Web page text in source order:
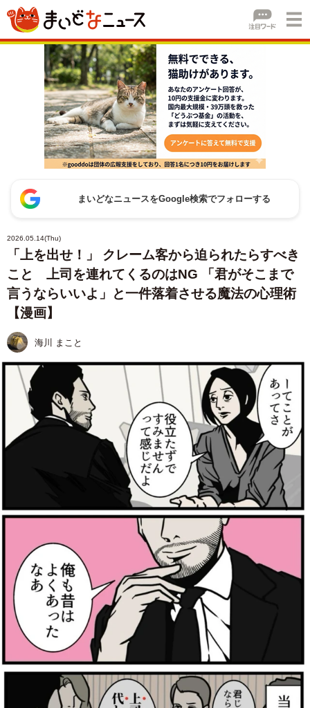
まいどなニュースをGoogle検索でフォローする
2026.05.14(Thu)
「上を出せ！」 クレーム客から迫られたらすべき
こと 上司を連れてくるのはNG 「君がそこまで
言うならいいよ」と一件落着させる魔法の心理術
【漫画】
海川 まこと